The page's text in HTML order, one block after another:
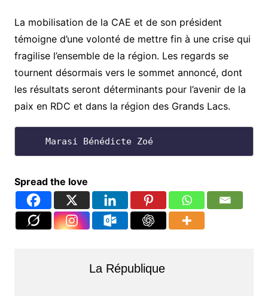
La mobilisation de la CAE et de son président
témoigne d’une volonté de mettre fin à une crise qui
fragilise l’ensemble de la région. Les regards se
tournent désormais vers le sommet annoncé, dont
les résultats seront déterminants pour l’avenir de la
paix en RDC et dans la région des Grands Lacs.
    Marasi Bénédicte Zoé
Spread the love
La République